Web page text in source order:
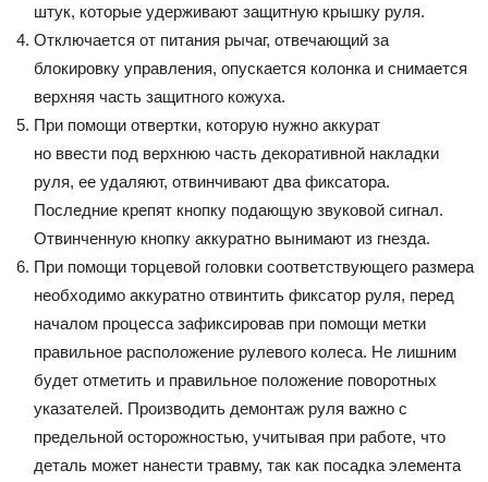
штук, которые удерживают защитную крышку руля.
Отключается от питания рычаг, отвечающий за
блокировку управления, опускается колонка и снимается
верхняя часть защитного кожуха.
При помощи отвертки, которую нужно аккурат
но ввести под верхнюю часть декоративной накладки
руля, ее удаляют, отвинчивают два фиксатора.
Последние крепят кнопку подающую звуковой сигнал.
Отвинченную кнопку аккуратно вынимают из гнезда.
При помощи торцевой головки соответствующего размера
необходимо аккуратно отвинтить фиксатор руля, перед
началом процесса зафиксировав при помощи метки
правильное расположение рулевого колеса. Не лишним
будет отметить и правильное положение поворотных
указателей. Производить демонтаж руля важно с
предельной осторожностью, учитывая при работе, что
деталь может нанести травму, так как посадка элемента